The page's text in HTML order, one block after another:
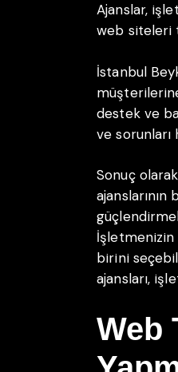
Ajanslar,
web siteleri
İstanbul
destek ve
ve
Sonuç
İşletmenizin
birini
ajansları,
Web